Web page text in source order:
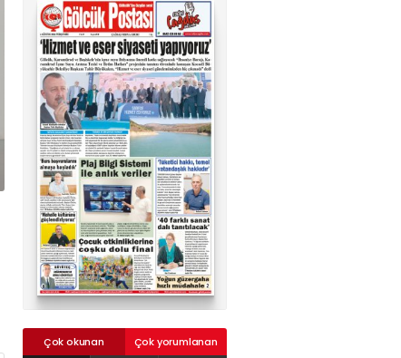
Çok okunan
Çok yorumlanan
02624132333
haber@golcukpostasi.com